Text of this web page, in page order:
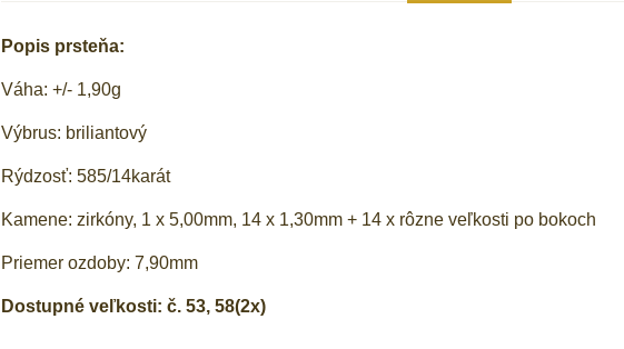
Popis prsteňa:
Váha: +/- 1,90g
Výbrus: briliantový
Rýdzosť: 585/14karát
Kamene: zirkóny, 1 x 5,00mm, 14 x 1,30mm + 14 x rôzne veľkosti po bokoch
Priemer ozdoby: 7,90mm
Dostupné veľkosti: č. 53, 58(2x)